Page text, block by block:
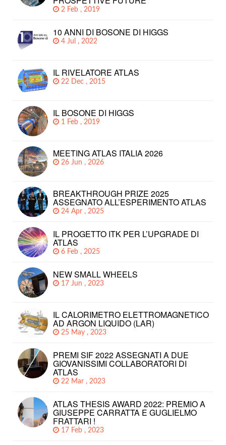
2 Feb , 2019
10 ANNI DI BOSONE DI HIGGS
4 Jul , 2022
IL RIVELATORE ATLAS
22 Dec , 2015
IL BOSONE DI HIGGS
1 Feb , 2019
MEETING ATLAS ITALIA 2026
26 Jun , 2026
BREAKTHROUGH PRIZE 2025
ASSEGNATO ALL’ESPERIMENTO ATLAS
24 Apr , 2025
IL PROGETTO ITK PER L’UPGRADE DI
ATLAS
6 Feb , 2025
NEW SMALL WHEELS
17 Jun , 2023
IL CALORIMETRO ELETTROMAGNETICO
AD ARGON LIQUIDO (LAR)
25 May , 2023
PREMI SIF 2022 ASSEGNATI A DUE
GIOVANISSIMI COLLABORATORI DI
ATLAS
22 Mar , 2023
ATLAS THESIS AWARD 2022: PREMIO A
GIUSEPPE CARRATTA E GUGLIELMO
FRATTARI !
17 Feb , 2023